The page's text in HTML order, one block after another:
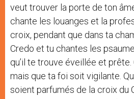
veut trouver la porte de ton
chante les louanges et la
croix, pendant que dans ta
Credo et tu chantes les
qu’il te trouve éveillée et
mais que ta foi soit vigilante.
soient parfumés de la croix du